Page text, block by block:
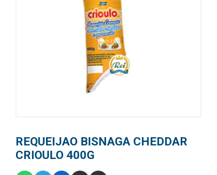
REQUEIJAO BISNAGA CHEDDAR
CRIOULO 400G